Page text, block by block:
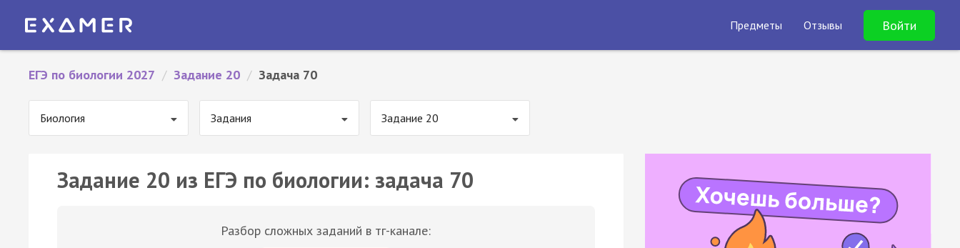
Предметы Отзывы Войти
ЕГЭ по биологии 2027 / Задание 20 / Задача 70
Биология Задания Задание 20
Задание 20 из ЕГЭ по биологии: задача 70
Разбор сложных заданий в тг-канале: